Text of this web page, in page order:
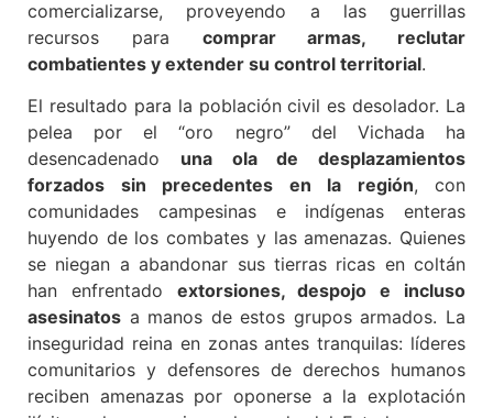
comercializarse, proveyendo a las guerrillas
recursos para comprar armas, reclutar
combatientes y extender su control territorial.
El resultado para la población civil es desolador. La
pelea por el “oro negro” del Vichada ha
desencadenado una ola de desplazamientos
forzados sin precedentes en la región, con
comunidades campesinas e indígenas enteras
huyendo de los combates y las amenazas. Quienes
se niegan a abandonar sus tierras ricas en coltán
han enfrentado extorsiones, despojo e incluso
asesinatos a manos de estos grupos armados. La
inseguridad reina en zonas antes tranquilas: líderes
comunitarios y defensores de derechos humanos
reciben amenazas por oponerse a la explotación